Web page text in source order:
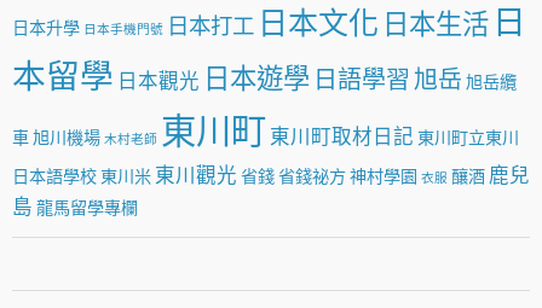
日本升學 日本手機門號 日本打工 日本文化 日本生活 日
本留學 日本觀光 日本遊學 日語學習 旭岳 旭岳纜
車旭川機場 木村老師 東川町東川町取材日記 東川町立東川
日本語學校 東川米 東川觀光 省錢省錢祕方神村學園 衣服 釀酒 鹿兒
島 龍馬留學專欄